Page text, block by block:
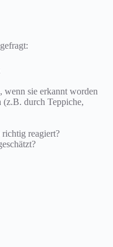
wenn sie erkannt worden
(z.B. durch Teppiche,
reagiert?